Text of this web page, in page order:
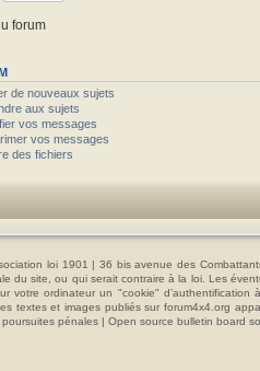
forum
de nouveaux sujets
aux sujets
vos messages
vos messages
des fichiers
loi 1901 | 36 bis avenue des
du site, ou qui serait contraire à la loi. Les
votre ordinateur un "cookie"
textes et images publiés sur forum4x4.org
pénales | Open source bulletin board